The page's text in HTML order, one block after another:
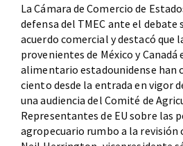
La Cámara de Comercio de
defensa del TMEC ante el
acuerdo comercial y destacó que
provenientes de México y Canadá
alimentario estadounidense han
ciento desde la entrada en vigor
una audiencia del Comité de
Representantes de EU sobre las
agropecuario rumbo a la revisión